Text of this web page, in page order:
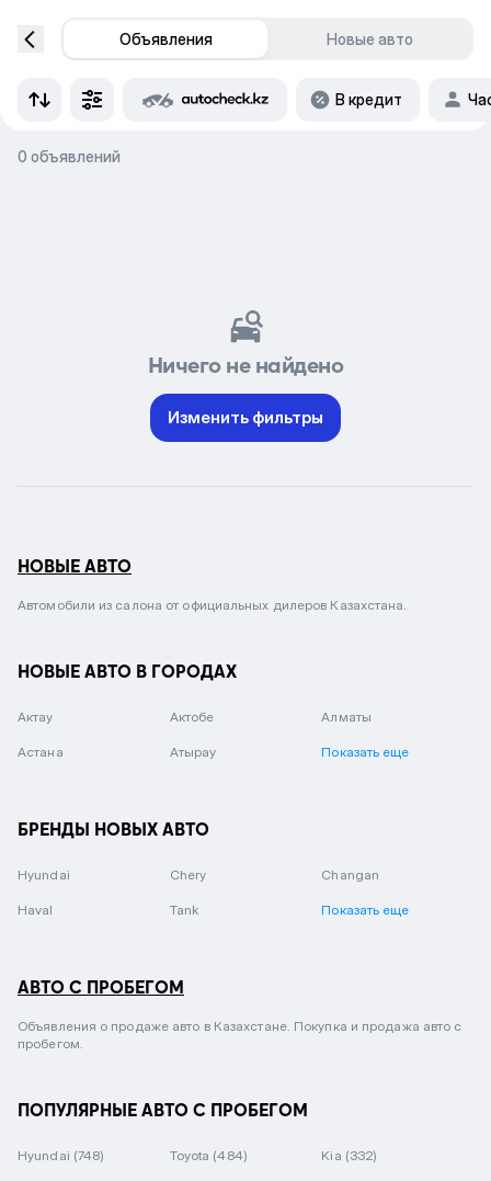
Объявления Новые авто
В кредит
0 объявлений
Ничего не найдено
Изменить фильтры
НОВЫЕ АВТО
Автомобили из салона от официальных дилеров Казахстана.
НОВЫЕ АВТО В ГОРОДАХ
Актау Актобе Алматы
Астана Атырау Показать еще
БРЕНДЫ НОВЫХ АВТО
Hyundai Chery Changan
Haval Tank Показать еще
АВТО С ПРОБЕГОМ
Объявления о продаже авто в Казахстане. Покупка и продажа авто с
пробегом.
ПОПУЛЯРНЫЕ АВТО С ПРОБЕГОМ
Hyundai (748) Toyota (484) Kia (332)